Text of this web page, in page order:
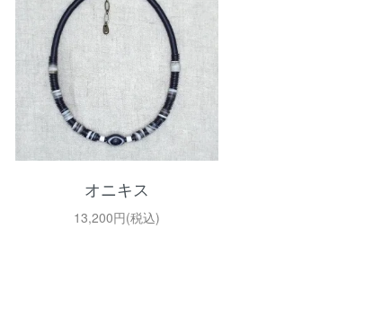
オニキス
13,200円(税込)